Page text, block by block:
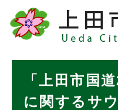
メニュ
「上田市国
に関するサ